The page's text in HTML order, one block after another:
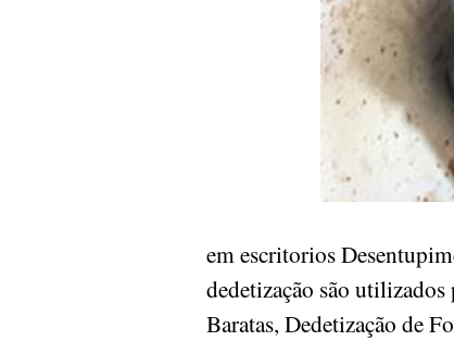
em escritorios
dedetização são
Baratas, Dedetização de